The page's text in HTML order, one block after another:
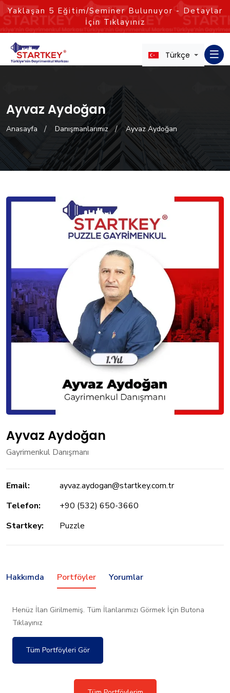
Yaklaşan 5 Eğitim/Seminer Bulunuyor - Detaylar
İçin Tıklayınız
Türkçe
Ayvaz Aydoğan
Anasayfa Danışmanlarımız Ayvaz Aydoğan
Ayvaz Aydoğan
Gayrimenkul Danışmanı
Email:
ayvaz.aydogan@startkey.com.tr
Telefon:
+90 (532) 650-3660
Startkey:
Puzzle
Hakkımda Portföyler Yorumlar
Henüz İlan Girilmemiş. Tüm İlanlarımızı Görmek İçin Butona
Tıklayınız
Tüm Portföyleri Gör